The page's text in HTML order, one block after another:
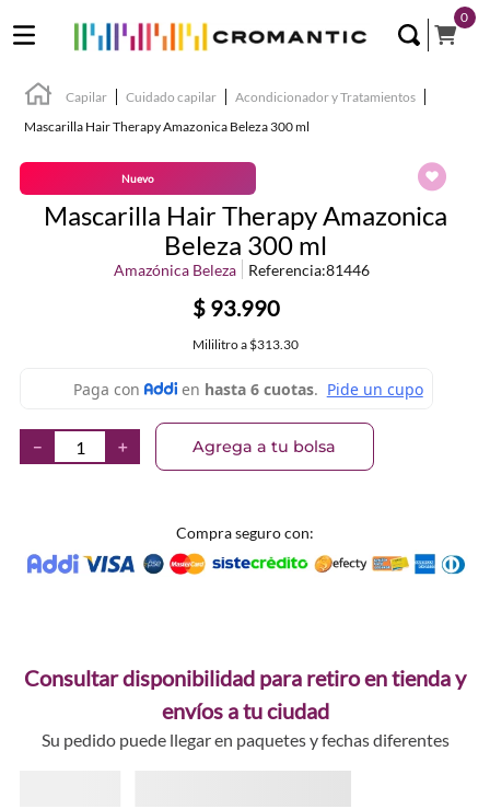
0
Capilar Cuidado capilar
Acondicionador y Tratamientos
Mascarilla Hair Therapy Amazonica Beleza 300 ml
Nuevo
Mascarilla Hair Therapy Amazonica
Beleza 300 ml
Amazónica Beleza Referencia:81446
$ 93.990
Mililitroa $313.30
＋
－ Agrega a tu bolsa
Compra seguro con:
Consultar disponibilidad para retiro en tienda y
envíos a tu ciudad
Su pedido puede llegar en paquetes y fechas diferentes